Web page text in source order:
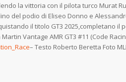
la vittoria con il pilota turco Murat
del podio di Eliseo Donno e
il titolo GT3 2025,completano il
Vantage AMR GT3 #11 (Code
– Testo Roberto Beretta Foto